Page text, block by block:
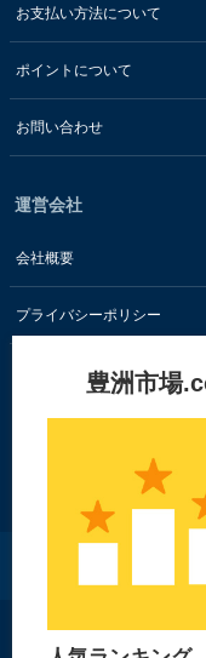
お支払い方法について
ポイントについて
お問い合わせ
運営会社
会社概要
プライバシーポリシー
お客様の情報
豊洲市場